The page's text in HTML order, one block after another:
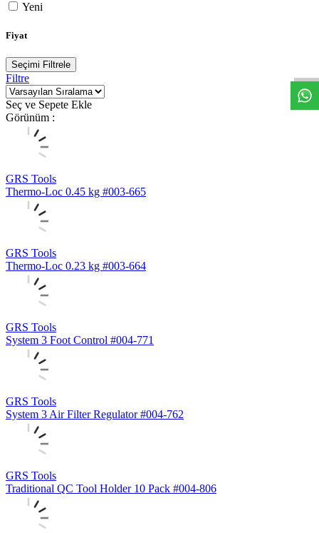
Yeni
Fiyat
Seçimi Filtrele
Filtre
Seç ve Sepete Ekle
Görünüm :
GRS Tools
Thermo-Loc 0.45 kg #003-665
GRS Tools
Thermo-Loc 0.23 kg #003-664
GRS Tools
System 3 Foot Control #004-771
GRS Tools
System 3 Air Filter Regulator #004-762
GRS Tools
Traditional QC Tool Holder 10 Pack #004-806